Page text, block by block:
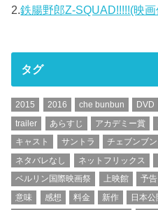
2.鉄腸野郎Z-SQUAD!!!!!(映
タグ
2015 2016 che bunbun DVD
trailer
あらすじ アカデミー賞
キャスト
サントラ チェブンブン
ネタバレなし
ネットフリックス
ベルリン国際映画祭
上映館 予告
意味
感想 料金 新作 日本公